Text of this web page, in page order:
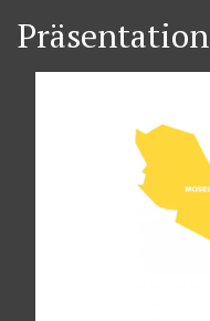
Präsentation